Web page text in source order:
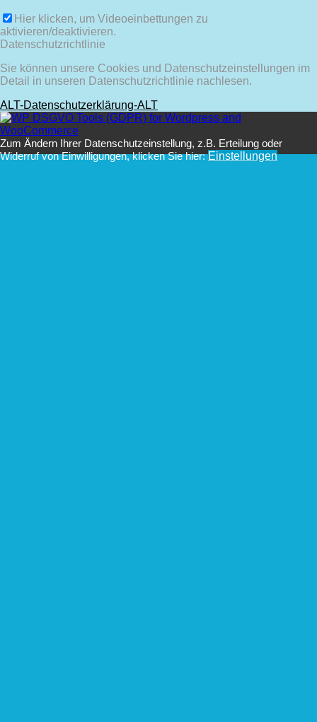
Hier klicken, um Videoeinbettungen zu
aktivieren/deaktivieren.
Datenschutzrichtlinie
Sie können unsere Cookies und Datenschutzeinstellungen im
Detail in unseren Datenschutzrichtlinie nachlesen.
ALT-Datenschutzerklärung-ALT
Zum Ändern Ihrer Datenschutzeinstellung, z.B. Erteilung oder
Widerruf von Einwilligungen, klicken Sie hier:Einstellungen